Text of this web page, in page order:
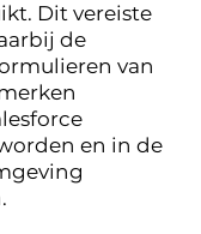
Dit vereiste
de
van
en in de